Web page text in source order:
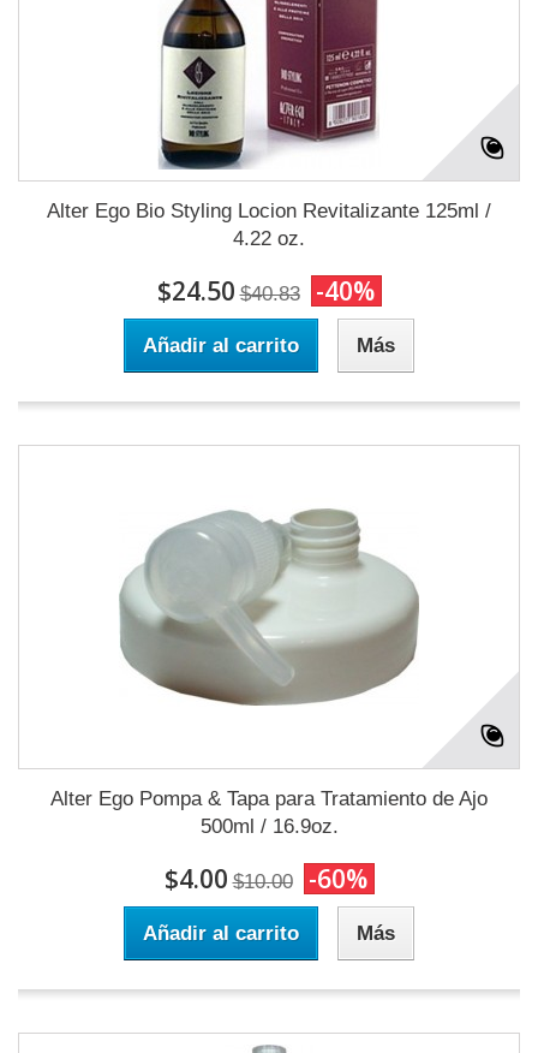
Alter Ego Bio Styling Locion Revitalizante 125ml /
4.22 oz.
$24.50 $40.83 -40%
Añadir al carrito Más
Alter Ego Pompa & Tapa para Tratamiento de Ajo
500ml / 16.9oz.
$4.00 $10.00 -60%
Añadir al carrito Más